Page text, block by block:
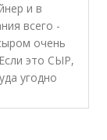
и в
всего -
очень
это СЫР,
угодно